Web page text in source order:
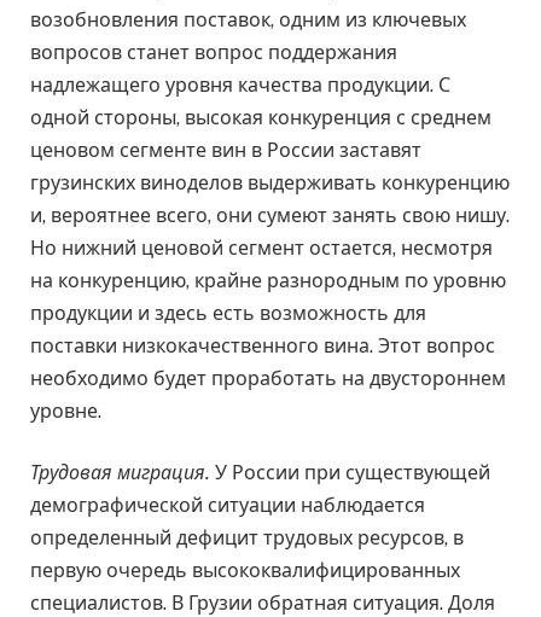
возобновления поставок, одним из ключевых
вопросов станет вопрос поддержания
надлежащего уровня качества продукции. С
одной стороны, высокая конкуренция с среднем
ценовом сегменте вин в России заставят
грузинских виноделов выдерживать конкуренцию
и, вероятнее всего, они сумеют занять свою нишу.
Но нижний ценовой сегмент остается, несмотря
на конкуренцию, крайне разнородным по уровню
продукции и здесь есть возможность для
поставки низкокачественного вина. Этот вопрос
необходимо будет проработать на двустороннем
уровне.
Трудовая миграция. У России при существующей
демографической ситуации наблюдается
определенный дефицит трудовых ресурсов, в
первую очередь высококвалифицированных
специалистов. В Грузии обратная ситуация. Доля